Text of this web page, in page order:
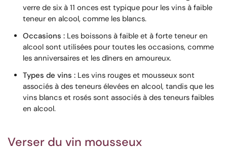
verre de six à 11 onces est typique pour les vins à faible
teneur en alcool, comme les blancs.
Occasions :Les boissons à faible et à forte teneur en
alcool sont utilisées pour toutes les occasions, comme
les anniversaires et les dîners en amoureux.
Types de vins :Les vins rouges et mousseux sont
associés à des teneurs élevées en alcool, tandis que les
vins blancs et rosés sont associés à des teneurs faibles
en alcool.
Verser du vin mousseux